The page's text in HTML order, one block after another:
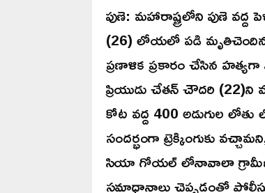
పుణె: మహారాష్ట్రలోని పుణె
(26) లోయలో పడి
ప్రణాళిక ప్రకారం చేసిన
ప్రియుడు చేతన్ చౌదరి
కోట వద్ద 400 అడుగుల
సందర్భంగా ట్రెక్కింగుకు
సియా గోయల్ లోనావాలా గ్రామీణ
సమాధానాలు చెప్పడంతో